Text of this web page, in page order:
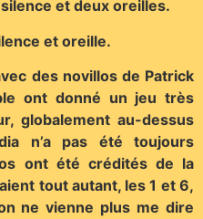
et deux oreilles.
et oreille.
des novillos de Patrick
ont donné un jeu très
globalement au-dessus
n’a pas été toujours
ont été crédités de la
tout autant, les 1 et 6,
ne vienne plus me dire